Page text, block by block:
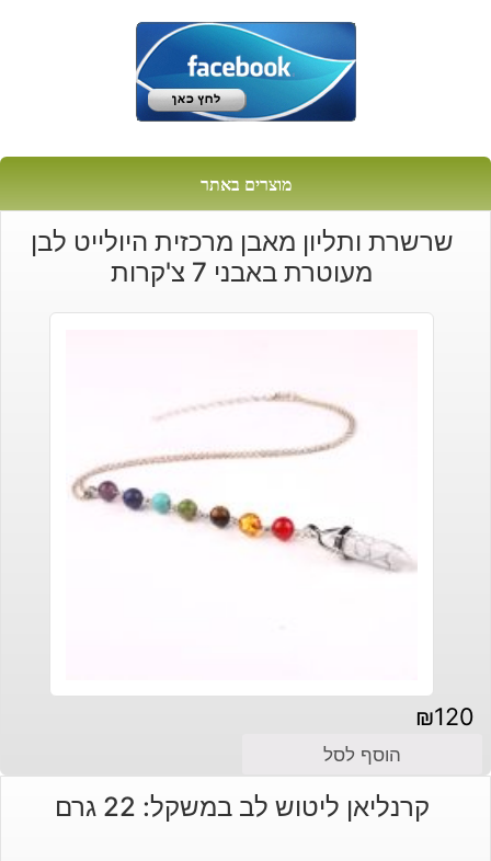
מוצרים באתר
שרשרת ותליון מאבן מרכזית היולייט לבן
מעוטרת באבני 7 צ'קרות
₪120
הוסף לסל
קרנליאן ליטוש לב במשקל: 22 גרם